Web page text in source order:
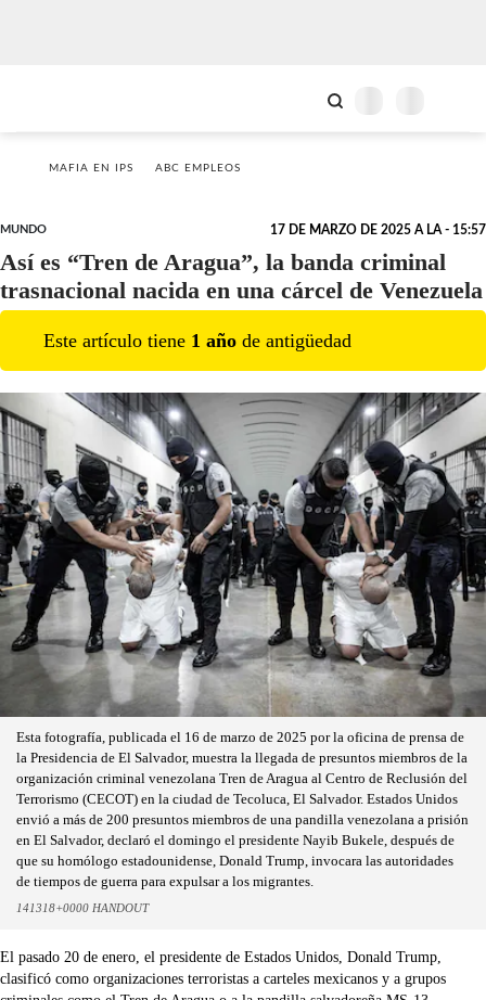
MAFIA EN IPS ABC EMPLEOS
MUNDO 17 DE MARZO DE 2025 A LA - 15:57
Así es “Tren de Aragua”, la banda criminal
trasnacional nacida en una cárcel de Venezuela
Este artículo tiene 1 año de antigüedad
Esta fotografía, publicada el 16 de marzo de 2025 por la oficina de prensa de
la Presidencia de El Salvador, muestra la llegada de presuntos miembros de la
organización criminal venezolana Tren de Aragua al Centro de Reclusión del
Terrorismo (CECOT) en la ciudad de Tecoluca, El Salvador. Estados Unidos
envió a más de 200 presuntos miembros de una pandilla venezolana a prisión
en El Salvador, declaró el domingo el presidente Nayib Bukele, después de
que su homólogo estadounidense, Donald Trump, invocara las autoridades
de tiempos de guerra para expulsar a los migrantes.
141318+0000 HANDOUT
El pasado 20 de enero, el presidente de Estados Unidos, Donald Trump,
clasificó como organizaciones terroristas a carteles mexicanos y a grupos